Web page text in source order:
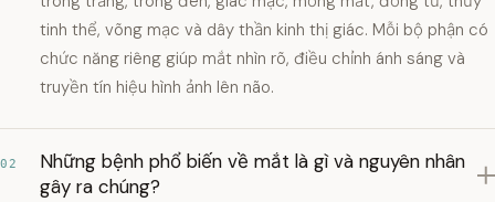
tinh thể, võng mạc và dây thần kinh thị giác. Mỗi bộ phận có
chức năng riêng giúp mắt nhìn rõ, điều chỉnh ánh sáng và
truyền tín hiệu hình ảnh lên não.
02
Những bệnh phổ biến về mắt là gì và nguyên nhân
gây ra chúng?